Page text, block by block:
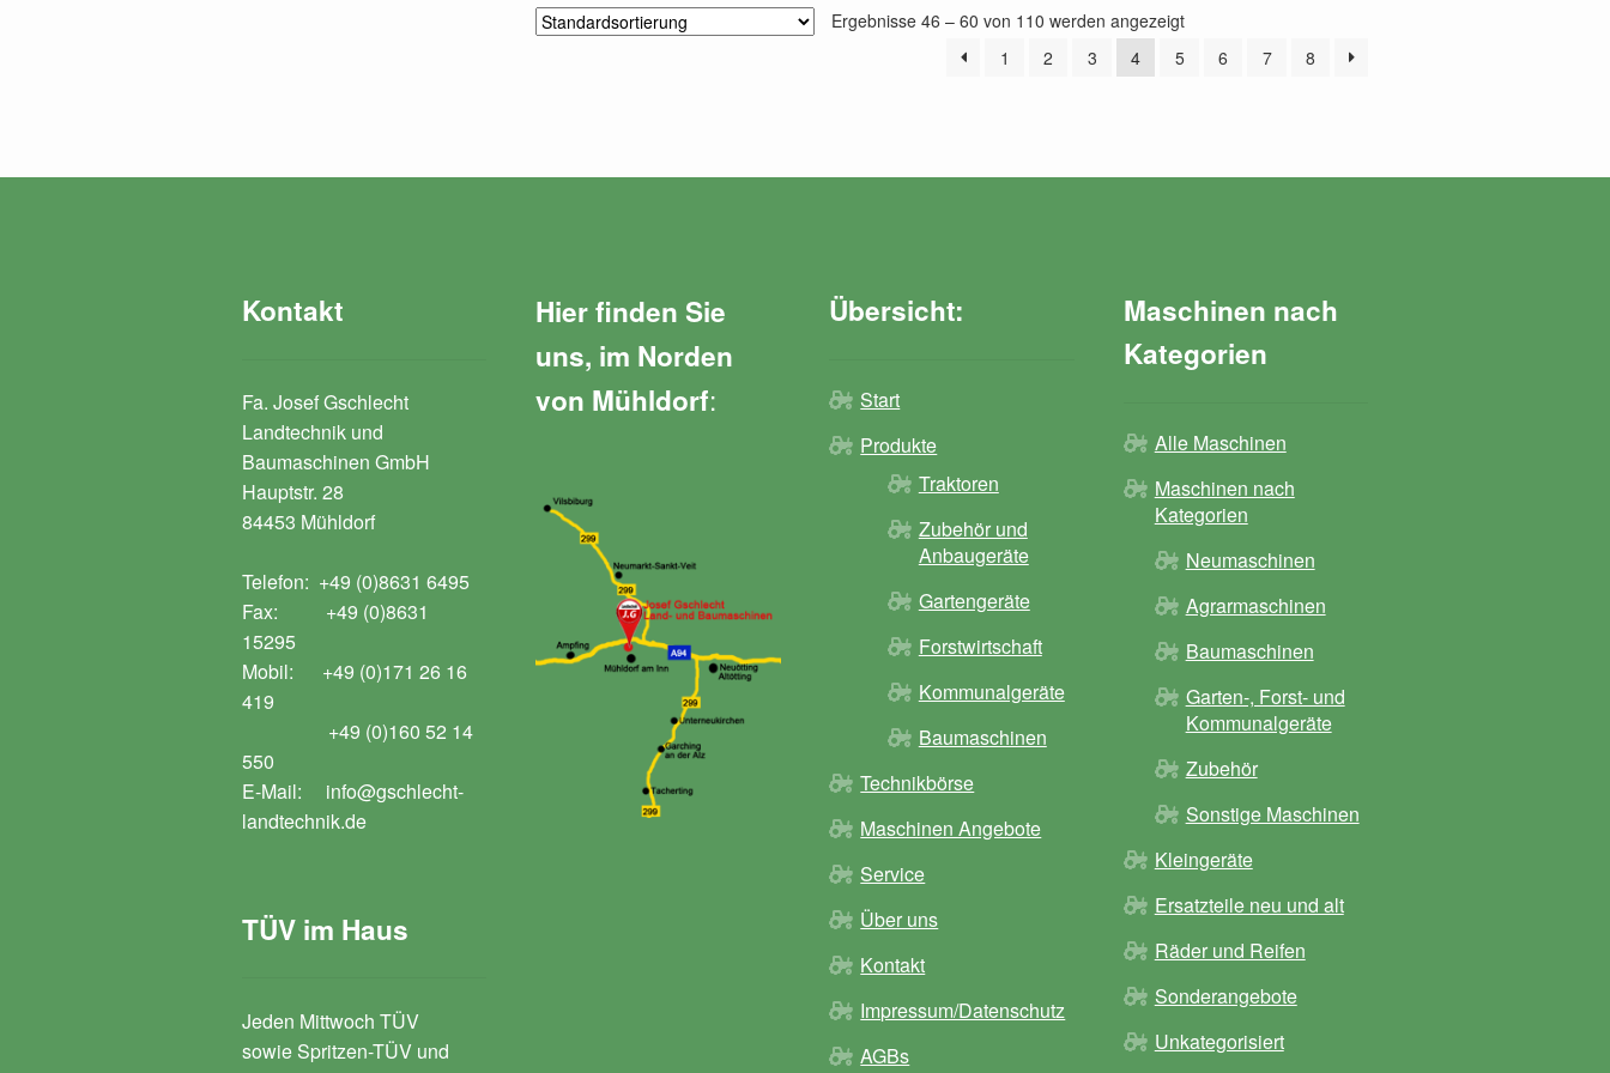
Ergebnisse 46 – 60 von 110 werden angezeigt
1
2 3 4 5 6 7 8
Kontakt
Fa. Josef Gschlecht
Landtechnik und
Baumaschinen GmbH
Hauptstr. 28
84453 Mühldorf
Telefon: +49 (0)8631 6495
Fax: +49 (0)8631
15295
Mobil: +49 (0)171 26 16
419
+49 (0)160 52 14
550
E-Mail: info@gschlecht-
landtechnik.de
TÜV im Haus
Jeden Mittwoch TÜV
sowie Spritzen-TÜV und
Hier finden Sie
uns, im Norden
von Mühldorf:
Übersicht:
Start
Produkte
Traktoren
Zubehör und
Anbaugeräte
Gartengeräte
Forstwirtschaft
Kommunalgeräte
Baumaschinen
Technikbörse
Maschinen Angebote
Service
Über uns
Kontakt
Impressum/Datenschutz
AGBs
Maschinen nach
Kategorien
Alle Maschinen
Maschinen nach
Kategorien
Neumaschinen
Agrarmaschinen
Baumaschinen
Garten-, Forst- und
Kommunalgeräte
Zubehör
Sonstige Maschinen
Kleingeräte
Ersatzteile neu und alt
Räder und Reifen
Sonderangebote
Unkategorisiert